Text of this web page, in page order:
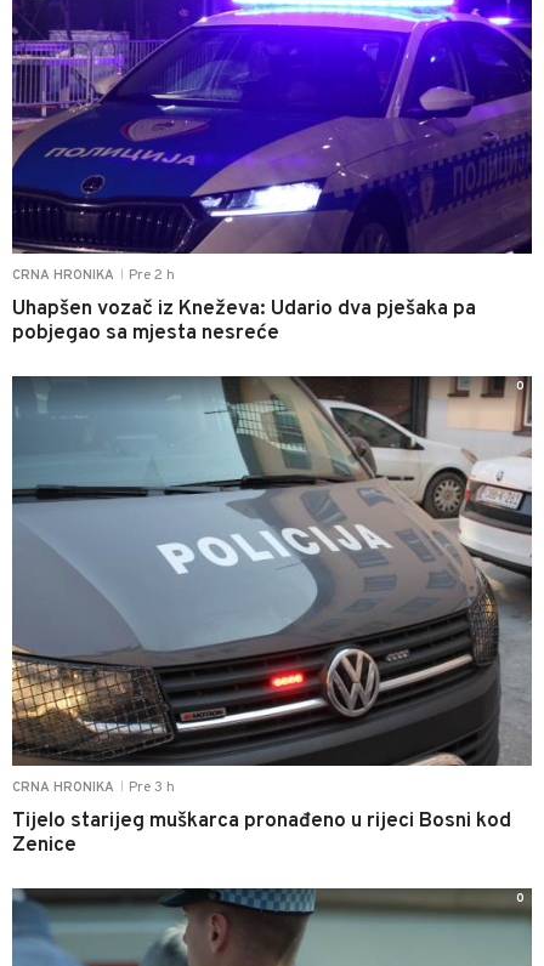
CRNA HRONIKA Pre 2 h
Uhapšen vozač iz Kneževa: Udario dva pješaka pa
pobjegao sa mjesta nesreće
CRNA HRONIKA Pre 3 h
Tijelo starijeg muškarca pronađeno u rijeci Bosni kod
Zenice
0
0